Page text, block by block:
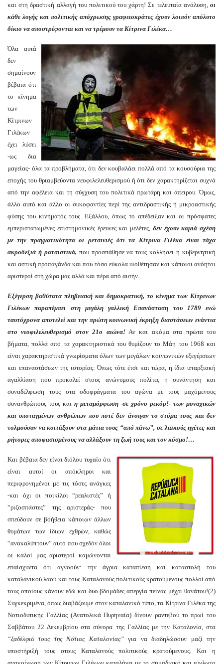
και στη δραστική αλλαγή του πολιτικού του χάρτη! Σε τελευταία ανάλυση, οι
κάθε λογής και πολιτικής απόχρωσης γραφειοκράτες έχουν λοιπόν απόλυτο
δίκιο νααποστρέφονται και νατρέμουν τα Κίτρινα Γιλέκα…
Όλα αυτά
δεν
σημαίνουν
βέβαια ότι
το κίνημα
των
Κίτρινων
Γιλέκων
έχει λύσει
-ως δια
μαγείας- όλα τα προβλήματα, ότι δεν κουβαλάει πολλά από τα κουσούρια της
εποχής του θριαμβεύοντα νεοφιλελευθερισμού ή ότι δεν χαρακτηρίζεται συχνά
από την αφέλεια και τη σύγχυση του πολιτικά πρωτάρη και άπειρου. Όμως,
άλλο αυτό και άλλο οι συκοφαντίες περί της αντιδραστικής ή μικροαστικής
φύσης του κινήματός τους. Εξάλλου, όπως το απέδειξαν και οι πρόσφατες
εμπεριστατωμένες επιστημονικές έρευνες και μελέτες, δεν έχουν καμιά σχέση
με την πραγματικότηταοι ρετσινιές ότιτα Κίτρινα Γιλέκαείναιτάχα
ακροδεξιάή ρατσιστικά, που προσπάθησε να τους κολλήσει η κυβερνητική
και αστική προπαγάνδα και που τόσο εύκολα υιοθέτησαν και κάποιοι ανόητοι
αριστεροί στη χώρα μας αλλά και πέρα από αυτήν.
Εξέγερση βαθύτατα πληβειακή και δημοκρατική, το κίνημα των Κίτρινων
Γιλέκων παραπέμπει στη μεγάλη γαλλική Επανάσταση του 1789 ενώ
ταυτόχρονα αποτελεί και την πρώτη κοινωνική έκρηξη διαστάσεων ενάντια
στο νεοφιλελευθερισμό στον 21ο αιώνα!Αν και ακόμα στα πρώτα του
βήματα, πολλά από τα χαρακτηριστικά του θυμίζουν το Μάη του 1968 και
είναι χαρακτηριστικά γνωρίσματα όλων των μεγάλων κοινωνικών εξεγέρσεων
και επαναστάσεων της ιστορίας: Όπως τότε έτσι και τώρα, η ίδια υπαρξιακή
αγαλλίαση που προκαλεί στους ανώνυμους πολίτες η συνάντηση και
συναδέλφωση τους στα οδοφράγματα του αγώνα με τους μαχόμενους
συνανθρώπους τους και η μεταμόρφωση -σε χρόνο ρεκόρ!- των μοναχικών
και υποταγμένων ανθρώπων που ποτέ δεν άνοιγαν το στόμα τους και δεν
τολμούσαν να κοιτάξουν στα μάτια τους “από πάνω”, σε λαϊκούς ηγέτες και
ρήτορες αποφασισμένους να αλλάξουν τη ζωή τους και τον κόσμο!…
Και βέβαια δεν είναι διόλου τυχαίο ότι
είναι αυτοί οι απόκληροι και
περιφρονημένοι με τις τόσες ανάγκες
-και όχι οι ποικίλοι “ρεαλιστές” ή
“ριζοσπάστες” της αριστεράς- που
σπεύδουν σε βοήθεια κάποιων άλλων
θυμάτων των ίδιων εχθρών, καθώς
“ανακαλύπτουν” αυτό που σχεδόν όλοι
οι καλοί μας αριστεροί καμώνονται
επαίσχυντα ότι αγνοούν: την άγρια καταπίεση και καταστολή του
καταλανικού λαού και τους Καταλανούς πολιτικούς κρατούμενους πολλοί από
τους οποίους κάνουν εδώ και δυο βδομάδες απεργία πείνας μέχρι θανάτου!(2)
Συγκεκριμένα, όπως διαβάζουμε στον καταλανικό τύπο, τα Κίτρινα Γιλέκα της
Νοτιοδυτικής Γαλλίας (Ανατολικά Πυρηναία) δίνουν ραντεβού το πρωί του
Σαββάτου 22 Δεκεμβρίου στα σύνορα της Γαλλίας με την Καταλονία, στα
“ξαδέλφιά τους της Νότιας Καταλονίας”για να διαδηλώσουν μαζί την
υποστήριξή τους στους Καταλανούς πολιτικούς κρατούμενους. Και η